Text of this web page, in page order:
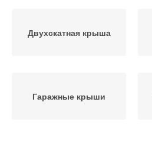
Двухскатная крыша
Гаражные крыши